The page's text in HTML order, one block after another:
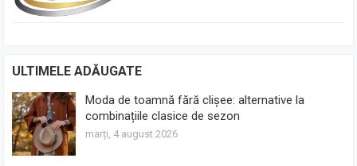
ULTIMELE ADĂUGATE
Moda de toamnă fără clișee: alternative la
combinațiile clasice de sezon
marți, 4 august 2026